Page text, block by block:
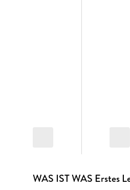
WAS IST WAS Erstes